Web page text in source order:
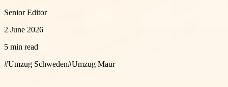
Senior Editor
2 June 2026
5 min read
#Umzug Schweden#Umzug Maur